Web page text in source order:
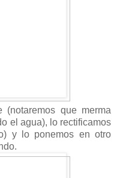
que merma
el agua), lo rectificamos
y lo ponemos en otro